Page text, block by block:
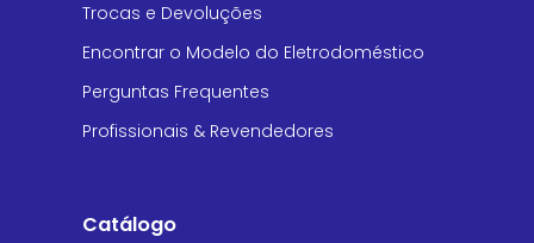
Trocas e Devoluções
Encontrar o Modelo do Eletrodoméstico
Perguntas Frequentes
Profissionais & Revendedores
Catálogo